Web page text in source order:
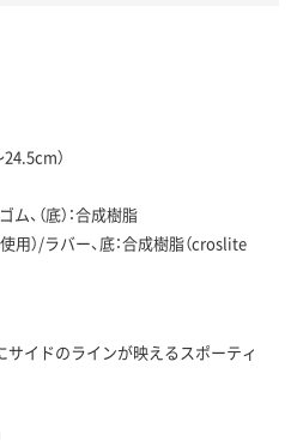
）
ム、（底）：合成樹脂
用）/ラバー、底：合成樹脂（croslite
サイドのラインが映えるスポーティ